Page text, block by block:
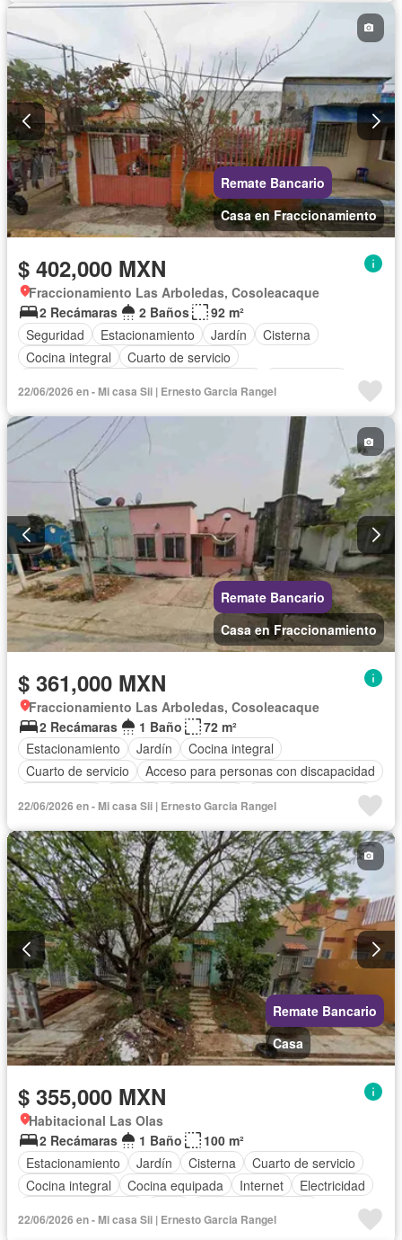
Recámara con closet
Wifi
Permite mascotas
Permite niños
Sin amueblar
Remate Bancario
Casa en Fraccionamiento
$ 402,000 MXN
Fraccionamiento Las Arboledas, Cosoleacaque
2 Recámaras
2 Baños
92 m²
Seguridad
Estacionamiento Jardín
Cisterna
Cocina integral
Cuarto de servicio
Internet
Electricidad Agua
Cuarto de Limpieza
Televisión por cable
Vista panorámica
Recámara con closet
Despacho
Permite mascotas
Sin amueblar
22/06/2026 en - Mi casa Sii | Ernesto Garcia Rangel
Remate Bancario
Casa en Fraccionamiento
$ 361,000 MXN
Fraccionamiento Las Arboledas, Cosoleacaque
2 Recámaras
1 Baño
72 m²
Estacionamiento
Jardín
Cocina integral
Cuarto de servicio
Acceso para personas con discapacidad
Cuarto de Limpieza
Agua
Televisión por cable Gas natural
Recámara con closet
Wifi
Permite mascotas
Permite niños
Sin amueblar
22/06/2026 en - Mi casa Sii | Ernesto Garcia Rangel
Remate Bancario
Casa
$ 355,000 MXN
Habitacional Las Olas
2 Recámaras
1 Baño
100 m²
Estacionamiento
Jardín Cisterna
Cuarto de servicio
Cocina integral
Cocina equipada Internet
Electricidad
Gas natural
Recámara con closet
Wifi
22/06/2026 en - Mi casa Sii | Ernesto Garcia Rangel